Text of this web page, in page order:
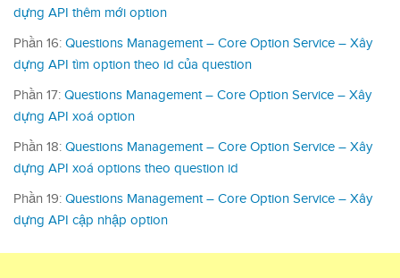
dựng API thêm mới option
Phần 16: Questions Management – Core Option Service – Xây
dựng API tìm option theo id của question
Phần 17: Questions Management – Core Option Service – Xây
dựng API xoá option
Phần 18: Questions Management – Core Option Service – Xây
dựng API xoá options theo question id
Phần 19: Questions Management – Core Option Service – Xây
dựng API cập nhập option